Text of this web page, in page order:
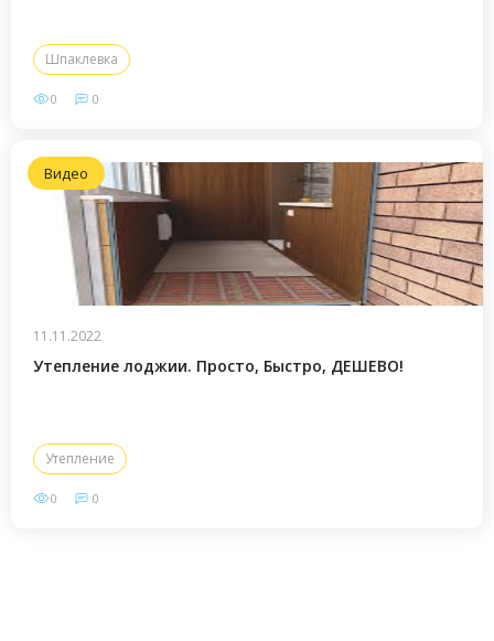
Шпаклевка
0 0
Видео
11.11.2022
Утепление лоджии. Просто, Быстро, ДЕШЕВО!
Утепление
0 0